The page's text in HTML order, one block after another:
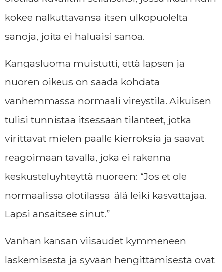
kokee nalkuttavansa itsen ulkopuolelta
sanoja, joita ei haluaisi sanoa.
Kangasluoma muistutti, että lapsen ja
nuoren oikeus on saada kohdata
vanhemmassa normaali vireystila. Aikuisen
tulisi tunnistaa itsessään tilanteet, jotka
virittävät mielen päälle kierroksia ja saavat
reagoimaan tavalla, joka ei rakenna
keskusteluyhteyttä nuoreen: “Jos et ole
normaalissa olotilassa, älä leiki kasvattajaa.
Lapsi ansaitsee sinut.”
Vanhan kansan viisaudet kymmeneen
laskemisesta ja syvään hengittämisestä ovat